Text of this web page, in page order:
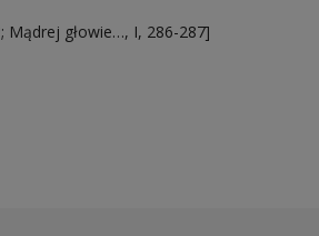
Mądrej głowie…, I, 286-287]
in a new window